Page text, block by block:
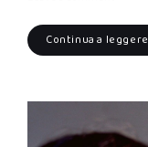
Continua a leggere